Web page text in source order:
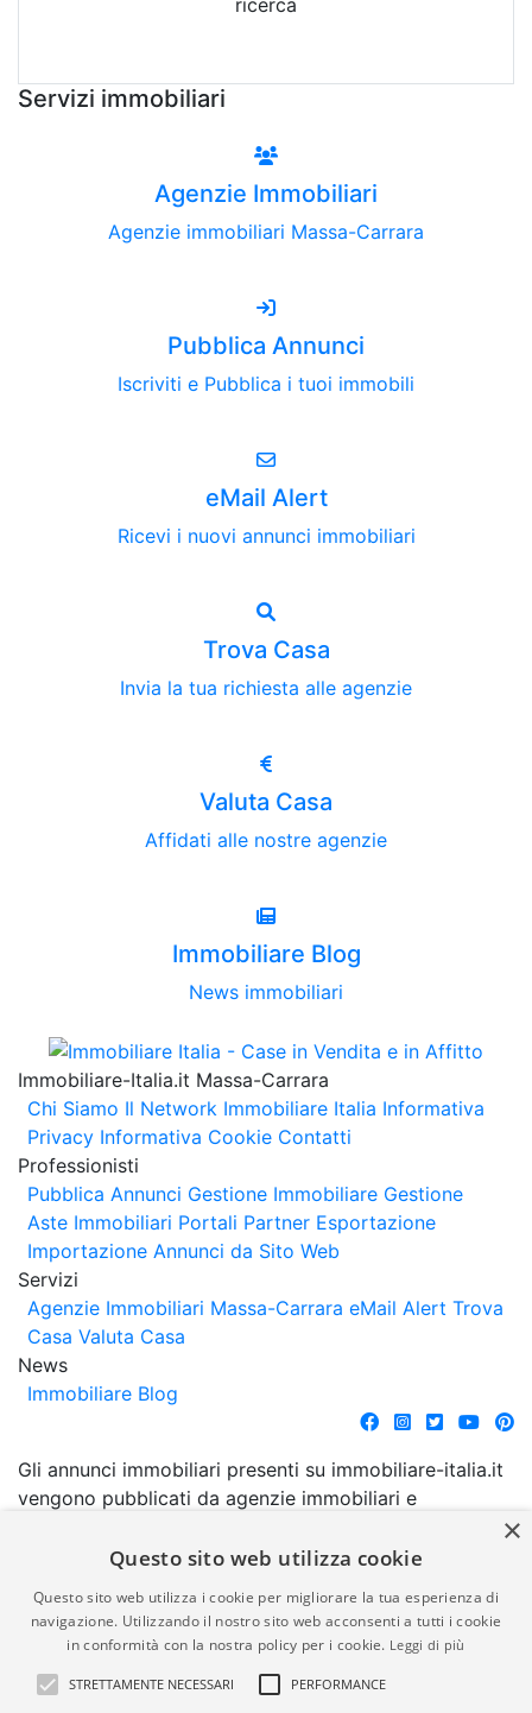
ricerca
Servizi immobiliari
Agenzie Immobiliari
Agenzie immobiliari Massa-Carrara
Pubblica Annunci
Iscriviti e Pubblica i tuoi immobili
eMail Alert
Ricevi i nuovi annunci immobiliari
Trova Casa
Invia la tua richiesta alle agenzie
Valuta Casa
Affidati alle nostre agenzie
Immobiliare Blog
News immobiliari
Immobiliare-Italia.it Massa-Carrara
Chi Siamo Il Network Immobiliare Italia Informativa
Privacy Informativa Cookie Contatti
Professionisti
Pubblica Annunci Gestione Immobiliare Gestione
Aste Immobiliari Portali Partner Esportazione
Importazione Annunci da Sito Web
Servizi
Agenzie Immobiliari Massa-Carrara eMail Alert Trova
Casa Valuta Casa
News
Immobiliare Blog
Gli annunci immobiliari presenti su immobiliare-italia.it
vengono pubblicati da agenzie immobiliari e
comporta l'approvazione o l'avallo da parte di
garanzia da parte di quest'ultima. immobiliare-italia.it
quindi non è responsabile della veridicità, della
correttezza, della completezza, della normativa in
materia di privacy e/o di alcun altro aspetto dei
×
Questo sito web utilizza cookie
Questo sito web utilizza i cookie per migliorare la tua esperienza di
navigazione. Utilizzando il nostro sito web acconsenti a tutti i cookie
in conformità con la nostra policy per i cookie. Leggi di più
STRETTAMENTE NECESSARI PERFORMANCE